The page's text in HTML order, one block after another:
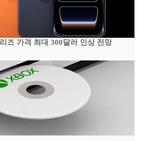
즈 가격 최대 300달러 인상 전망